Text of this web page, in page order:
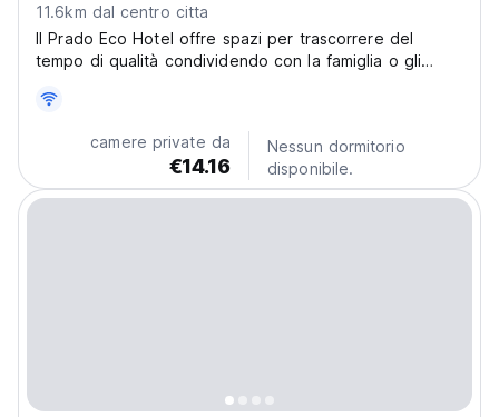
11.6km dal centro citta
Il Prado Eco Hotel offre spazi per trascorrere del
tempo di qualità condividendo con la famiglia o gli
cabina o in altre camere.
camere private da
€14.16
Nessun dormitorio
disponibile.